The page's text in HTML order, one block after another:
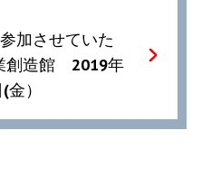
加させていた
創造館 2019年
）